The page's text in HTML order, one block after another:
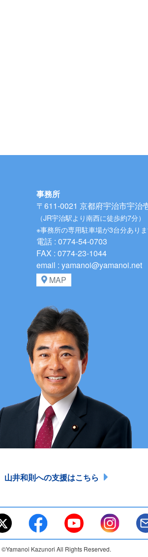
事務所
〒611-0021 京都府宇治市宇治
（JR宇治駅より南西に徒歩約7分）
※事務所の専用駐車場が3台分ありま
電話 : 0774-54-0703
FAX : 0774-23-1044
email : yamanoi@yamanoi.net
MAP
山井和則への支援はこちら
©Yamanoi Kazunori All Rights Reserved.